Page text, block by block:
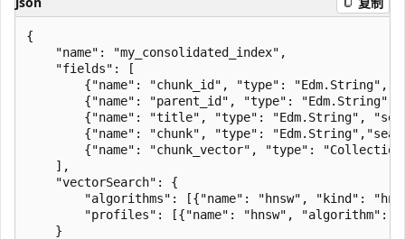
{
    "name": "my_consolidated_index",
    "fields": [
{"name": "chunk_id", "type": "Edm.String",
{"name": "parent_id", "type": "Edm.String",
{"name": "title", "type": "Edm.String",
{"name": "chunk", "type":
{"name": "chunk_vector", "type":
    ],
    "vectorSearch": {
"algorithms": [{"name": "hnsw", "kind":
"profiles": [{"name": "hnsw", "algorithm":
    }